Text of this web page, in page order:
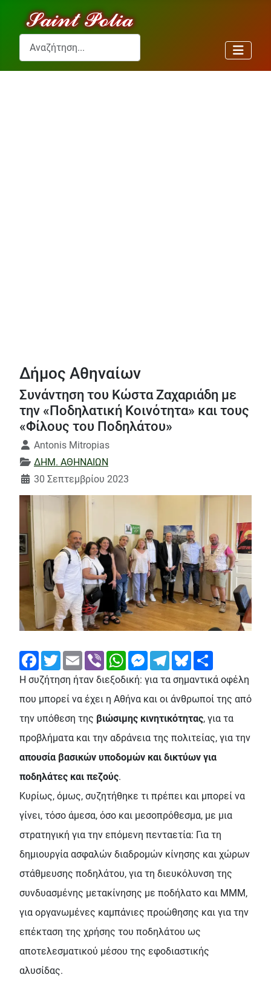
Αναζήτηση...
Δήμος Αθηναίων
Συνάντηση του Κώστα Ζαχαριάδη με
την «Ποδηλατική Κοινότητα» και τους
«Φίλους του Ποδηλάτου»
Λεπτομέρειες
Antonis Mitropias
ΔΗΜ. ΑΘΗΝΑΙΩΝ
30 Σεπτεμβρίου 2023
FacebookTwitterEmail Viber WhatsAppMessengerTelegramBluesky
Η συζήτηση ήταν διεξοδική: για τα σημαντικά οφέλη
που μπορεί να έχει η Αθήνα και οι άνθρωποί της από
την υπόθεση της βιώσιμης κινητικότητας, για τα
προβλήματα και την αδράνεια της πολιτείας, για την
απουσία βασικών υποδομών και δικτύων για
ποδηλάτες και πεζούς.
Κυρίως, όμως, συζητήθηκε τι πρέπει και μπορεί να
γίνει, τόσο άμεσα, όσο και μεσοπρόθεσμα, με μια
στρατηγική για την επόμενη πενταετία: Για τη
δημιουργία ασφαλών διαδρομών κίνησης και χώρων
στάθμευσης ποδηλάτου, για τη διευκόλυνση της
συνδυασμένης μετακίνησης με ποδήλατο και ΜΜΜ,
για οργανωμένες καμπάνιες προώθησης και για την
επέκταση της χρήσης του ποδηλάτου ως
αποτελεσματικού μέσου της εφοδιαστικής
αλυσίδας.